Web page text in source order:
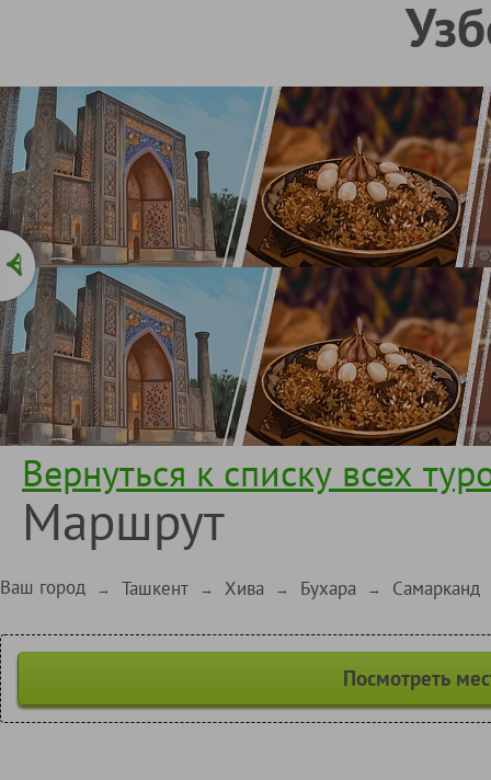
Вернуться к списку всех
Маршрут
Ваш город → Ташкент → Хива → Бухара → Самарканд
Посмотреть